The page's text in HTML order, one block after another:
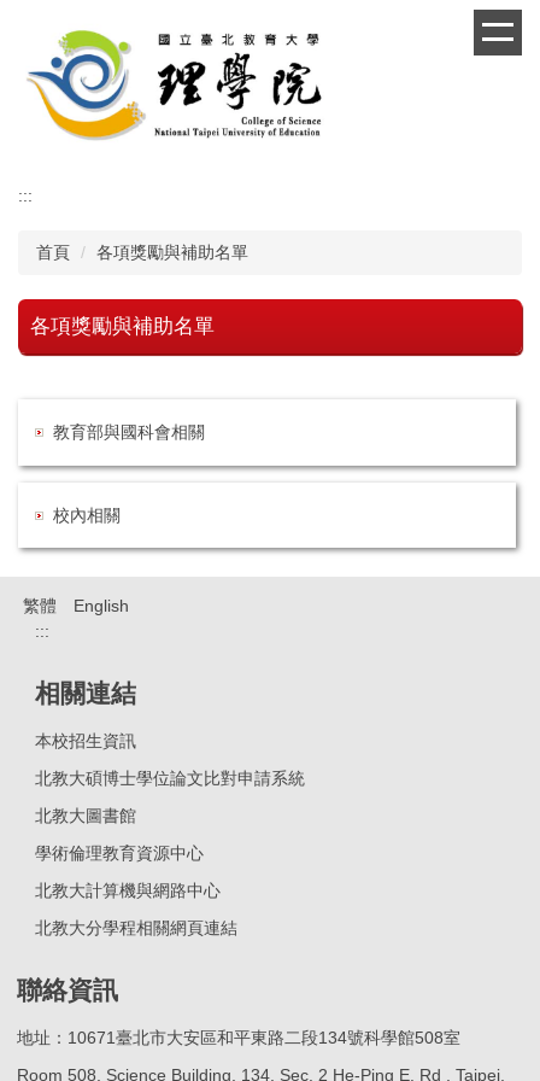
:::
首頁 各項獎勵與補助名單
各項獎勵與補助名單
教育部與國科會相關
校內相關
繁體
English
:::
相關連結
本校招生資訊
北教大碩博士學位論文比對申請系統
北教大圖書館
學術倫理教育資源中心
北教大計算機與網路中心
北教大分學程相關網頁連結
聯絡資訊
地址：10671臺北市大安區和平東路二段134號科學館508室
Room 508, Science Building, 134, Sec. 2 He-Ping E. Rd , Taipei,